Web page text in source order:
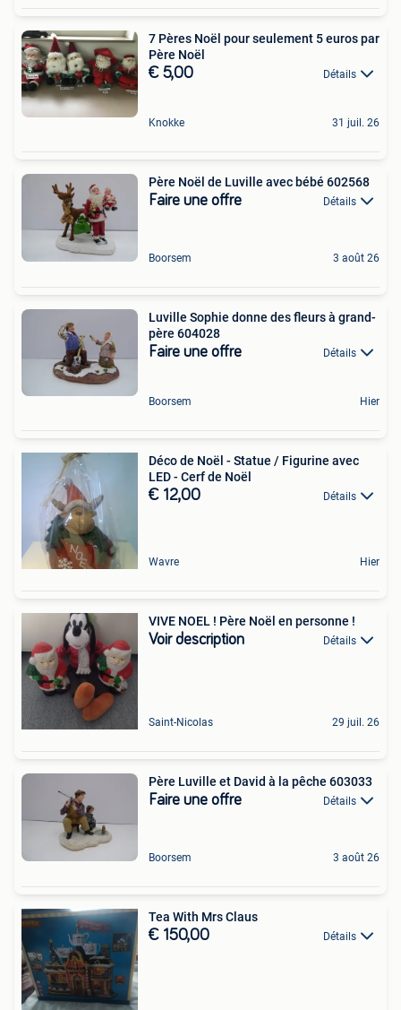
7 Pères Noël pour seulement 5 euros par
Père Noël
€ 5,00 Détails
Knokke 31 juil. 26
Père Noël de Luville avec bébé 602568
Faire une offre Détails
Boorsem 3 août 26
Luville Sophie donne des fleurs à grand-
père 604028
Faire une offre Détails
Boorsem Hier
Déco de Noël - Statue / Figurine avec
LED - Cerf de Noël
€ 12,00 Détails
Wavre Hier
VIVE NOEL ! Père Noël en personne !
Voir description Détails
Saint-Nicolas 29 juil. 26
Père Luville et David à la pêche 603033
Faire une offre Détails
Boorsem 3 août 26
Tea With Mrs Claus
€ 150,00 Détails